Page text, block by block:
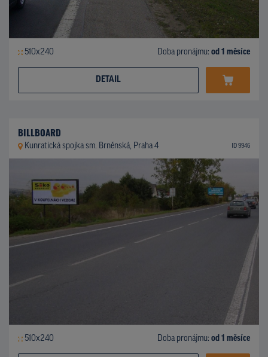
510x240 Doba pronájmu: od 1 měsíce
DETAIL
BILLBOARD
Kunratická spojka sm. Brněnská, Praha 4 ID 9946
510x240 Doba pronájmu: od 1 měsíce